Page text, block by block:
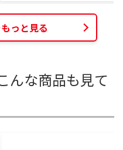
っと見る
んな商品も見て